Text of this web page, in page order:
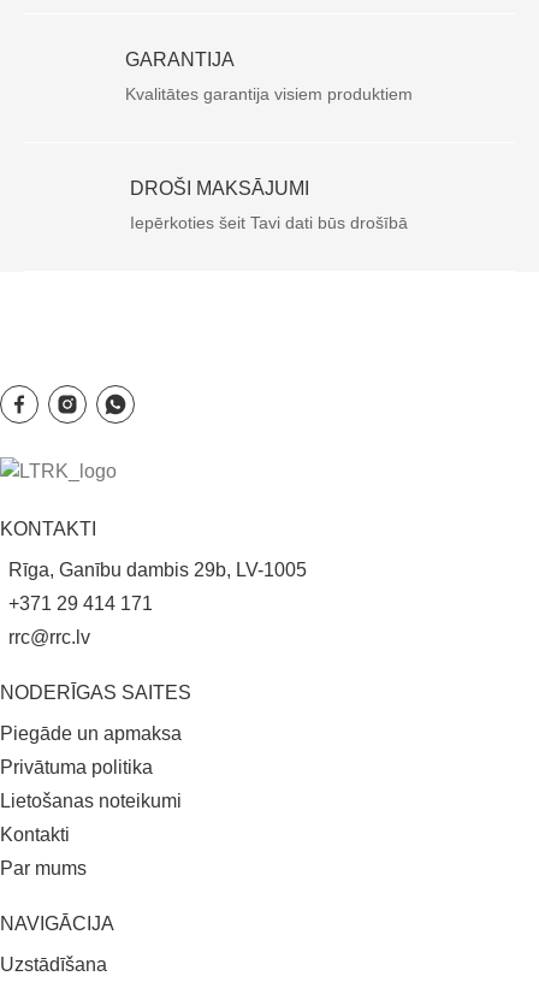
GARANTIJA
Kvalitātes garantija visiem produktiem
DROŠI MAKSĀJUMI
Iepērkoties šeit Tavi dati būs drošībā
NAVIGĀCIJA
Uzstādīšana
NODERĪGAS SAITES
Piegāde un apmaksa
Privātuma politika
Lietošanas noteikumi
Kontakti
Par mums
KONTAKTI
Rīga, Ganību dambis 29b, LV-1005
+371 29 414 171
rrc@rrc.lv